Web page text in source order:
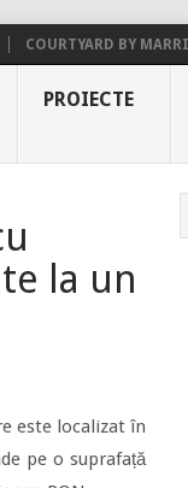
COURTYARD BY
PROIECTE
la un
este localizat în
pe o suprafață